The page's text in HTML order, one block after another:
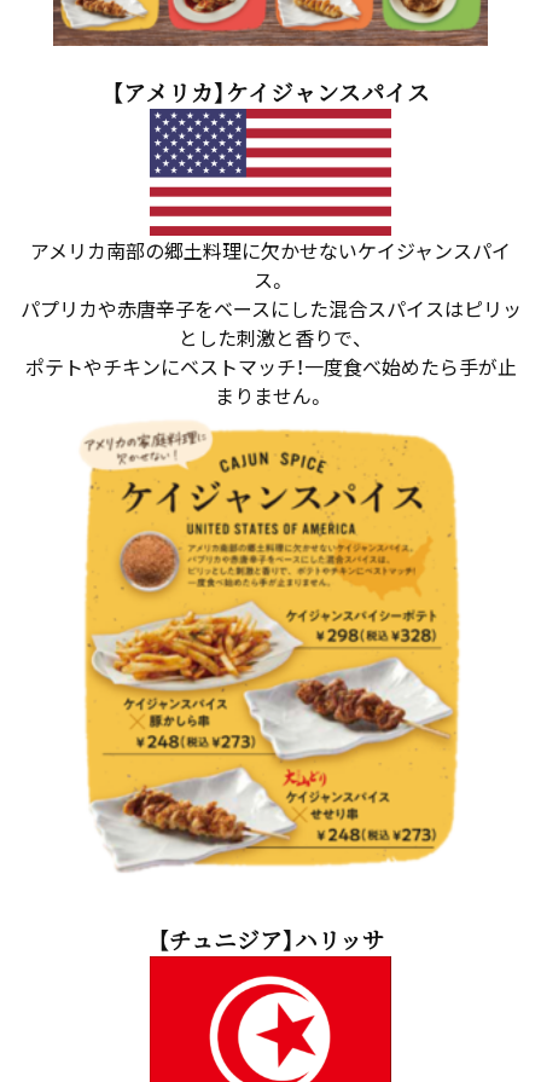
【アメリカ】ケイジャンスパイス
アメリカ南部の郷土料理に欠かせないケイジャンスパイ
ス。
パプリカや赤唐辛子をベースにした混合スパイスはピリッ
とした刺激と香りで、
ポテトやチキンにベストマッチ！一度食べ始めたら手が止
まりません。
【チュニジア】ハリッサ